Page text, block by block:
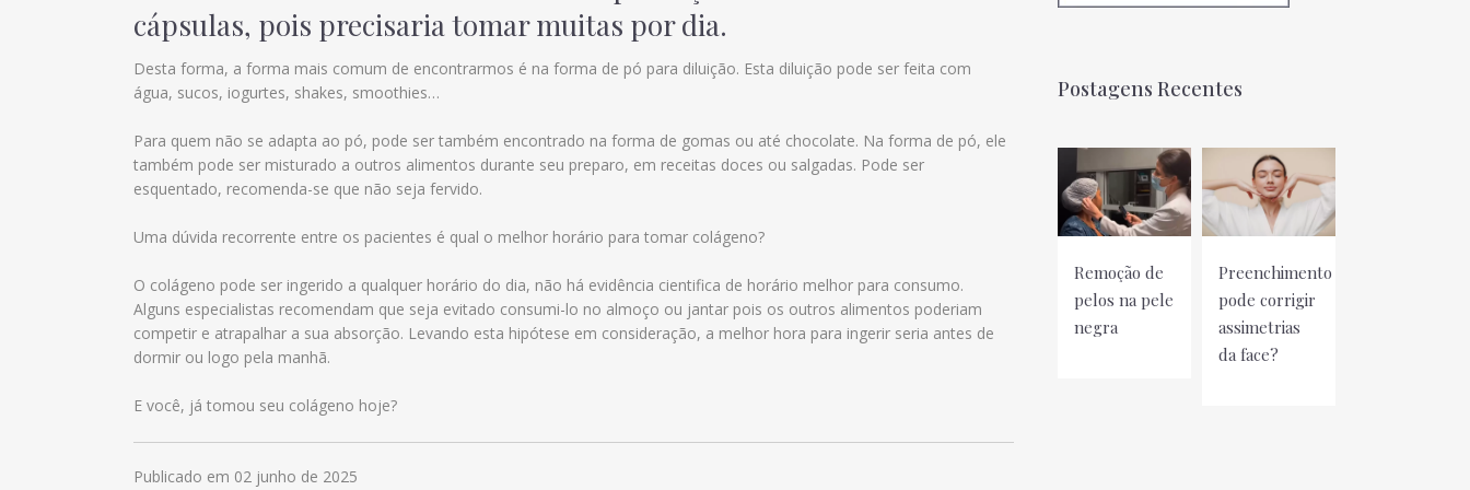
cápsulas, pois precisaria tomar muitas por dia.
Desta forma, a forma mais comum de encontrarmos é na forma de pó para diluição. Esta diluição pode ser feita com
água, sucos, iogurtes, shakes, smoothies…
Para quem não se adapta ao pó, pode ser também encontrado na forma de gomas ou até chocolate. Na forma de pó, ele
também pode ser misturado a outros alimentos durante seu preparo, em receitas doces ou salgadas. Pode ser
esquentado, recomenda-se que não seja fervido.
Uma dúvida recorrente entre os pacientes é qual o melhor horário para tomar colágeno?
O colágeno pode ser ingerido a qualquer horário do dia, não há evidência cientifica de horário melhor para consumo.
Alguns especialistas recomendam que seja evitado consumi-lo no almoço ou jantar pois os outros alimentos poderiam
competir e atrapalhar a sua absorção. Levando esta hipótese em consideração, a melhor hora para ingerir seria antes de
dormir ou logo pela manhã.
E você, já tomou seu colágeno hoje?
Publicado em 02 junho de 2025
Postagens Recentes
Remoção de
pelos na pele
negra
Preenchimento
pode corrigir
assimetrias
da face?